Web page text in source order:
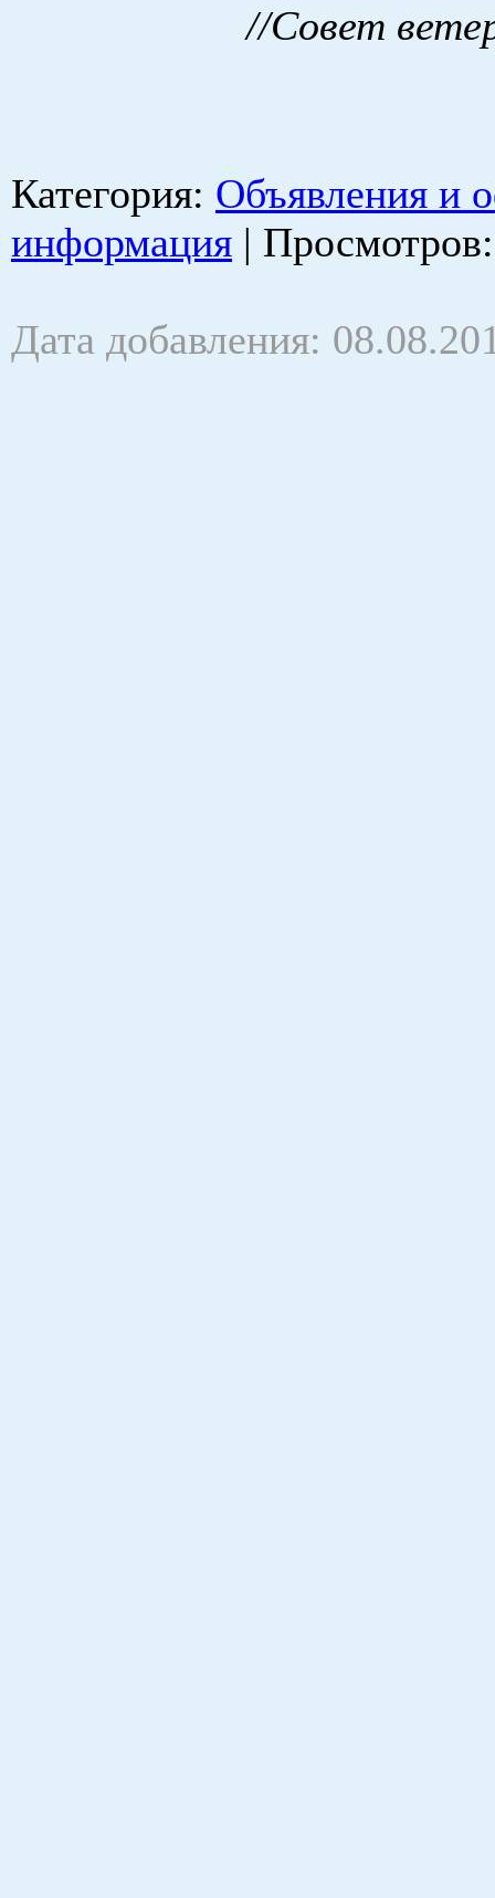
//Совет
Категория: Объявления и
информация | Просмотров
Дата добавления: